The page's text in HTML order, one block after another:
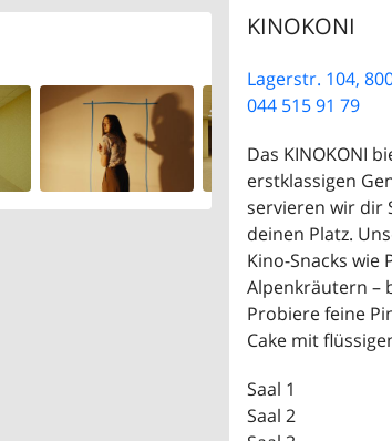
KINOKONI
Lagerstr. 104,
044 515 91 79
Das KINOKONI
erstklassigen
servieren wir dir
deinen Platz.
Kino-Snacks wie
Alpenkräutern –
Probiere feine
Cake mit
Saal 1
Saal 2